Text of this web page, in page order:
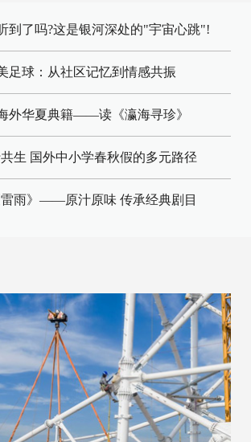
到了吗?这是银河深处的"宇宙心跳"!
足球：从社区记忆到情感共振
外华夏典籍——读《瀛海寻珍》
生 国外中小学春秋假的多元路径
雨》——原汁原味 传承经典剧目